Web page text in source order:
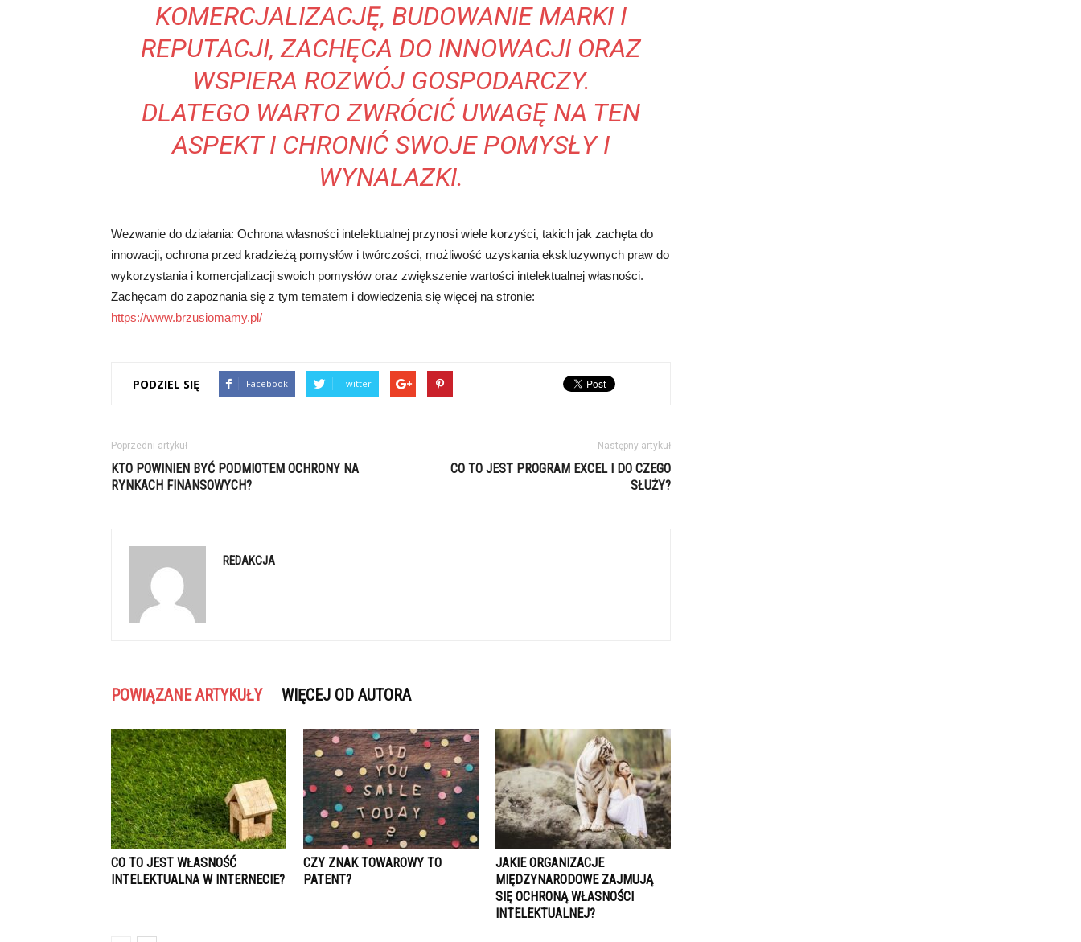
KOMERCJALIZACJĘ, BUDOWANIE MARKI I
REPUTACJI, ZACHĘCA DO INNOWACJI ORAZ
WSPIERA ROZWÓJ GOSPODARCZY.
DLATEGO WARTO ZWRÓCIĆ UWAGĘ NA TEN
ASPEKT I CHRONIĆ SWOJE POMYSŁY I
WYNALAZKI.
Wezwanie do działania: Ochrona własności intelektualnej przynosi wiele korzyści, takich jak zachęta do
innowacji, ochrona przed kradzieżą pomysłów i twórczości, możliwość uzyskania ekskluzywnych praw do
wykorzystania i komercjalizacji swoich pomysłów oraz zwiększenie wartości intelektualnej własności.
Zachęcam do zapoznania się z tym tematem i dowiedzenia się więcej na stronie:
https://www.brzusiomamy.pl/
PODZIEL SIĘ Facebook Twitter
Poprzedni artykuł
KTO POWINIEN BYĆ PODMIOTEM OCHRONY NA
RYNKACH FINANSOWYCH?
Następny artykuł
CO TO JEST PROGRAM EXCEL I DO CZEGO
SŁUŻY?
REDAKCJA
POWIĄZANE ARTYKUŁY WIĘCEJ OD AUTORA
CO TO JEST WŁASNOŚĆ
INTELEKTUALNA W INTERNECIE?
CZY ZNAK TOWAROWY TO
PATENT?
JAKIE ORGANIZACJE
MIĘDZYNARODOWE ZAJMUJĄ
SIĘ OCHRONĄ WŁASNOŚCI
INTELEKTUALNEJ?